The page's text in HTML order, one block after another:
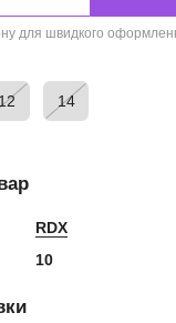
для швидкого
12 14
RDX
10